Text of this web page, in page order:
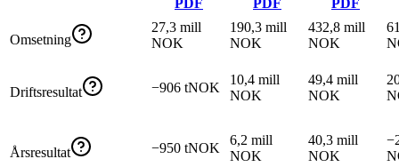
PDF
PDF
PDF
Omsetning
27,3 mill
NOK
190,3 mill
NOK
432,8 mill
NOK
Driftsresultat −906 tNOK
10,4 mill
NOK
49,4 mill
NOK
Årsresultat −950 tNOK
6,2 mill
NOK
40,3 mill
NOK